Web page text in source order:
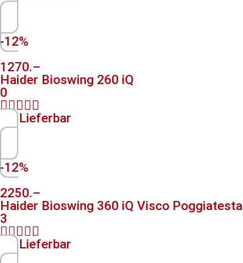
-12%
1270.–
Haider Bioswing 260 iQ
0

Lieferbar
-12%
2250.–
Haider Bioswing 360 iQ Visco Poggiatesta
3

Lieferbar